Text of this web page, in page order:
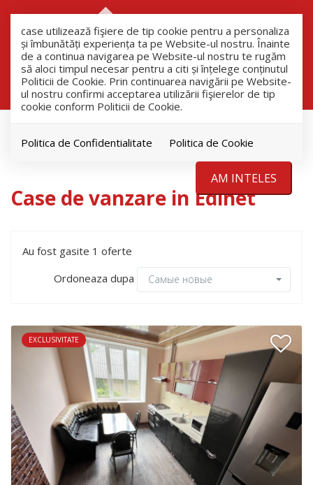
case utilizează fişiere de tip cookie pentru a personaliza
și îmbunătăți experiența ta pe Website-ul nostru. Înainte
de a continua navigarea pe Website-ul nostru te rugăm
să aloci timpul necesar pentru a citi și înțelege conținutul
Politicii de Cookie. Prin continuarea navigării pe Website-
ul nostru confirmi acceptarea utilizării fişierelor de tip
cookie conform Politicii de Cookie.
Politica de Confidentialitate Politica de Cookie
AM INTELES
Filtreaza
Дома
Case de vanzare in Edinet
Au fost gasite 1 oferte
Ordoneaza dupa
Самые новые
EXCLUSIVITATE